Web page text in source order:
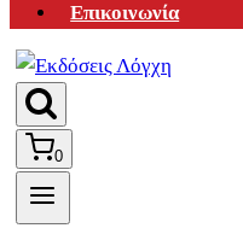
Επικοινωνία
0